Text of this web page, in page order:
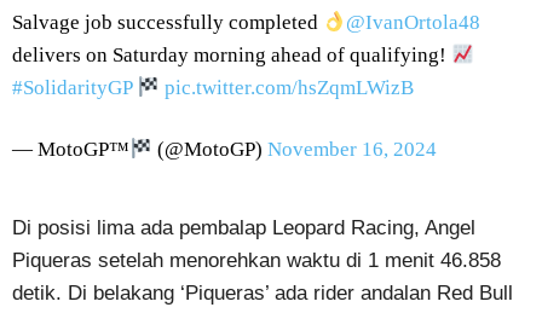
Salvage job successfully completed
@IvanOrtola48
delivers on Saturday morning ahead of qualifying!
#SolidarityGP
pic.twitter.com/hsZqmLWizB
— MotoGP™ (@MotoGP)November 16, 2024
Di posisi lima ada pembalap Leopard Racing, Angel
Piqueras setelah menorehkan waktu di 1 menit 46.858
detik. Di belakang ‘Piqueras’ ada rider andalan Red Bull